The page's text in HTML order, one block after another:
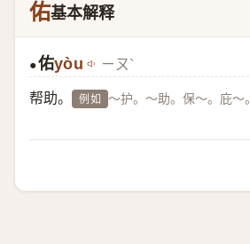
佑基本解释
●佑yòu ㄧㄡˋ
帮助。 例如 ～护。～助。保～。庇～。